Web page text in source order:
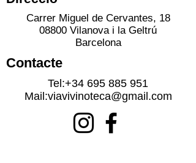
Carrer Miguel de Cervantes, 18
08800 Vilanova i la Geltrú
Barcelona
Contacte
Tel:+34 695 885 951
Mail:viavivinoteca@gmail.com